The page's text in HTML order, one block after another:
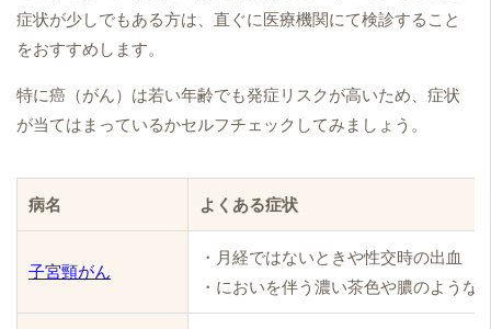
症状が少しでもある方は、直ぐに医療機関にて検診すること
をおすすめします。
特に癌（がん）は若い年齢でも発症リスクが高いため、症状
が当てはまっているかセルフチェックしてみましょう。
病名 よくある症状
子宮頸がん
・月経ではないときや性交時の出血
・においを伴う濃い茶色や膿のような